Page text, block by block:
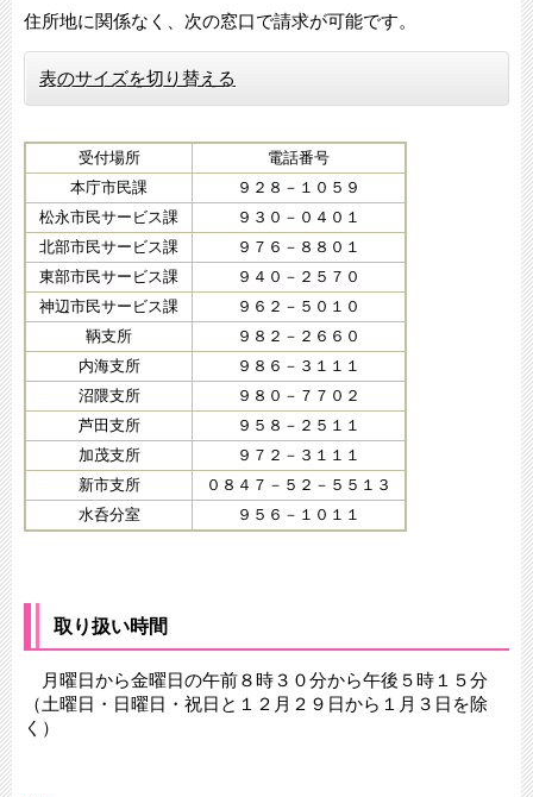
住所地に関係なく、次の窓口で請求が可能です。
表のサイズを切り替える
受付場所
電話番号
本庁市民課
９２８－１０５９
松永市民サービス課
９３０－０４０１
北部市民サービス課
９７６－８８０１
東部市民サービス課
９４０－２５７０
神辺市民サービス課
９６２－５０１０
鞆支所
９８２－２６６０
内海支所
９８６－３１１１
沼隈支所
９８０－７７０２
芦田支所
９５８－２５１１
加茂支所
９７２－３１１１
新市支所
０８４７－５２－５５１３
水呑分室
９５６－１０１１
取り扱い時間
月曜日から金曜日の午前８時３０分から午後５時１５分
（土曜日・日曜日・祝日と１２月２９日から１月３日を除
く）